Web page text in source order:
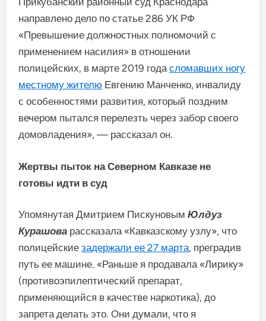
направлено дело по статье 286 УК РФ
«Превышение должностных полномочий с
применением насилия» в отношении
полицейских, в марте 2019 годасломавших ногу
местному жителю Евгению Манченко, инвалиду
с особенностями развития, который поздним
вечером пытался перелезть через забор своего
домовладения», — рассказал он.
Жертвы пыток на Северном Кавказе не
готовы идти в суд
Упомянутая Дмитрием ПискуновымЮлдуз
Курашова рассказала «Кавказскому узлу», что
полицейскиезадержали ее 27 марта, преградив
путь ее машине. «Раньше я продавала «Лирику»
(противоэпилептический препарат,
применяющийся в качестве наркотика), до
запрета делать это. Они думали, что я